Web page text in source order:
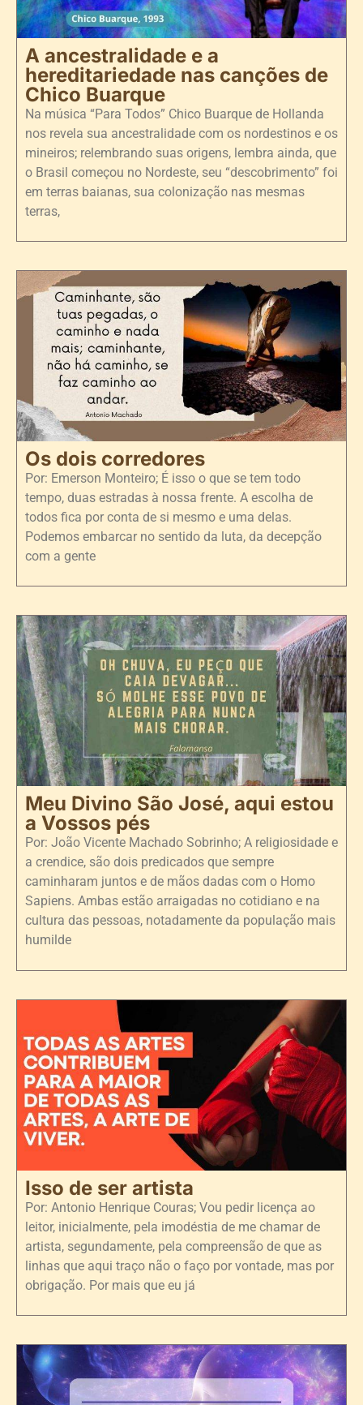
A ancestralidade e a
hereditariedade nas canções de
Chico Buarque
Na música “Para Todos” Chico Buarque de Hollanda
nos revela sua ancestralidade com os nordestinos e os
mineiros; relembrando suas origens, lembra ainda, que
o Brasil começou no Nordeste, seu “descobrimento” foi
em terras baianas, sua colonização nas mesmas
terras,
Os dois corredores
Por: Emerson Monteiro; É isso o que se tem todo
tempo, duas estradas à nossa frente. A escolha de
todos fica por conta de si mesmo e uma delas.
Podemos embarcar no sentido da luta, da decepção
com a gente
Meu Divino São José, aqui estou
a Vossos pés
Por: João Vicente Machado Sobrinho; A religiosidade e
a crendice, são dois predicados que sempre
caminharam juntos e de mãos dadas com o Homo
Sapiens. Ambas estão arraigadas no cotidiano e na
cultura das pessoas, notadamente da população mais
humilde
Isso de ser artista
Por: Antonio Henrique Couras; Vou pedir licença ao
leitor, inicialmente, pela imodéstia de me chamar de
artista, segundamente, pela compreensão de que as
linhas que aqui traço não o faço por vontade, mas por
obrigação. Por mais que eu já